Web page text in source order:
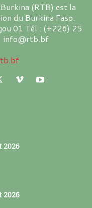
(RTB) est la
du Burkina Faso.
01 Tél : (+226) 25
2026
2026